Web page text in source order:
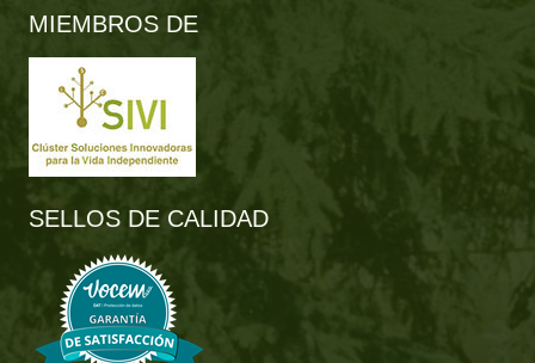
MIEMBROS DE
SELLOS DE CALIDAD